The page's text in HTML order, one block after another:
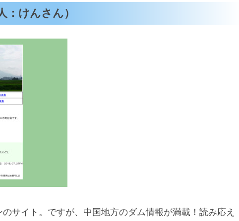
：けんさん）
サイト。ですが、中国地方のダム情報が満載！読み応え